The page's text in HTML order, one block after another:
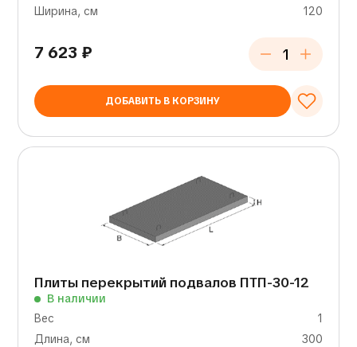
Ширина, см
120
7 623 ₽
ДОБАВИТЬ В КОРЗИНУ
Плиты перекрытий подвалов ПТП-30-12
В наличии
Вес
1
Длина, см
300